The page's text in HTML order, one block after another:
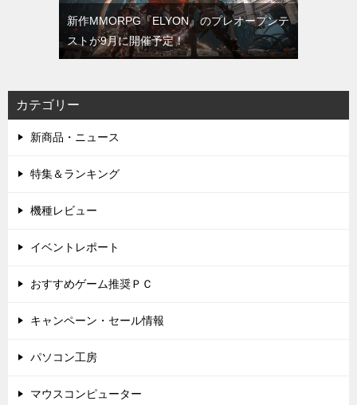
新作MMORPG『ELYON』のプレオープンテ
ストが9月に開催予定！
カテゴリー
新商品・ニュース
特集＆ランキング
機種レビュー
イベントレポート
おすすめゲーム推奨ＰＣ
キャンペーン・セール情報
パソコン工房
マウスコンピューター